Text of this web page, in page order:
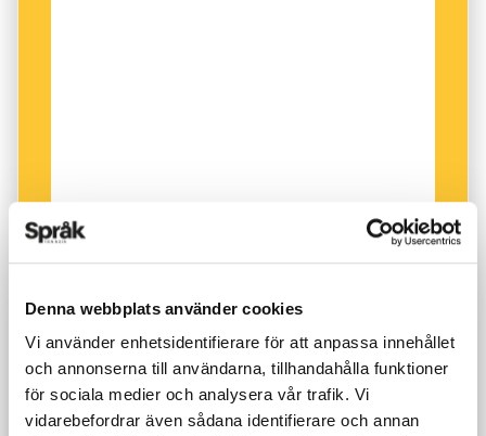
Denna webbplats använder cookies
Vi använder enhetsidentifierare för att anpassa innehållet
och annonserna till användarna, tillhandahålla funktioner
för sociala medier och analysera vår trafik. Vi
vidarebefordrar även sådana identifierare och annan